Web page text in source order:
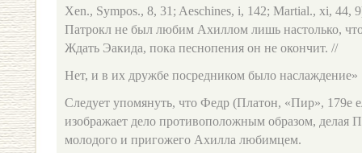
Xen., Sympos., 8, 31; Aeschines, i, 142; Martial., xi, 44,
Патрокл не был любим Ахиллом лишь настолько,
Ждать Эакида, пока песнопения он не окончит. //
Нет, и в их дружбе посредником было
Следует упомянуть, что Федр (Платон, «Пир», 179е
изображает дело противоположным образом, делая
молодого и пригожего Ахилла любимцем.